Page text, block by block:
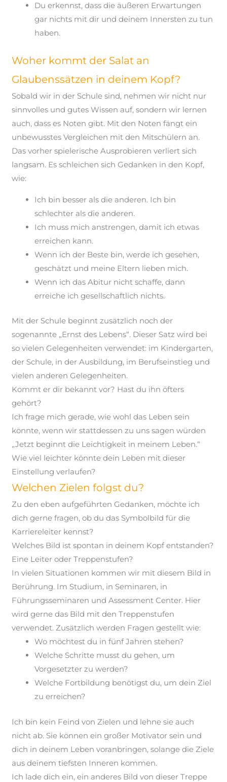
Du erkennst, dass die äußeren Erwartungen
gar nichts mit dir und deinem Innersten zu tun
haben.
Woher kommt der Salat an
Glaubenssätzen in deinem Kopf?
Sobald wir in der Schule sind, nehmen wir nicht nur
sinnvolles und gutes Wissen auf, sondern wir lernen
auch, dass es Noten gibt. Mit den Noten fängt ein
unbewusstes Vergleichen mit den Mitschülern an.
Das vorher spielerische Ausprobieren verliert sich
langsam. Es schleichen sich Gedanken in den Kopf,
wie:
Ich bin besser als die anderen. Ich bin
schlechter als die anderen.
Ich muss mich anstrengen, damit ich etwas
erreichen kann.
Wenn ich der Beste bin, werde ich gesehen,
geschätzt und meine Eltern lieben mich.
Wenn ich das Abitur nicht schaffe, dann
erreiche ich gesellschaftlich nichts.
Mit der Schule beginnt zusätzlich noch der
sogenannte „Ernst des Lebens“. Dieser Satz wird bei
so vielen Gelegenheiten verwendet: im Kindergarten,
der Schule, in der Ausbildung, im Berufseinstieg und
vielen anderen Gelegenheiten.
Kommt er dir bekannt vor? Hast du ihn öfters
gehört?
Ich frage mich gerade, wie wohl das Leben sein
könnte, wenn wir stattdessen zu uns sagen würden
„Jetzt beginnt die Leichtigkeit in meinem Leben.“
Wie viel leichter könnte dein Leben mit dieser
Einstellung verlaufen?
Welchen Zielen folgst du?
Zu den eben aufgeführten Gedanken, möchte ich
dich gerne fragen, ob du das Symbolbild für die
Karriereleiter kennst?
Welches Bild ist spontan in deinem Kopf entstanden?
Eine Leiter oder Treppenstufen?
In vielen Situationen kommen wir mit diesem Bild in
Berührung. Im Studium, in Seminaren, in
Führungsseminaren und Assessment Center. Hier
wird gerne das Bild mit den Treppenstufen
verwendet. Zusätzlich werden Fragen gestellt wie:
Wo möchtest du in fünf Jahren stehen?
Welche Schritte musst du gehen, um
Vorgesetzter zu werden?
Welche Fortbildung benötigst du, um dein Ziel
zu erreichen?
Ich bin kein Feind von Zielen und lehne sie auch
nicht ab. Sie können ein großer Motivator sein und
dich in deinem Leben voranbringen, solange die Ziele
aus deinem tiefsten Inneren kommen.
Ich lade dich ein, ein anderes Bild von dieser Treppe